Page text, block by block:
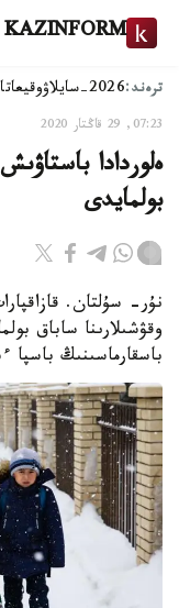
KAZINFORM
ترەند:2026-سايلاۋ وقيعا
07:23, 29 قاڭتار 2020
ەلوردادا
بولمايدى
نۇر- سۇلتان.
وقۋشىلارىنا ساباق
باسقارماسىنىڭ باسپا